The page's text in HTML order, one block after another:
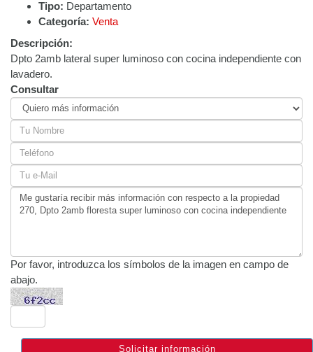
Tipo: Departamento
Categoría: Venta
Descripción:
Dpto 2amb lateral super luminoso con cocina independiente con
lavadero.
Consultar
Por favor, introduzca los símbolos de la imagen en campo de
abajo.